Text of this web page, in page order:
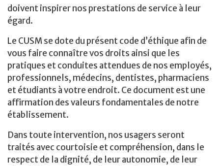
doivent inspirer nos prestations de service à leur
égard.
Le CUSM se dote du présent code d’éthique afin de
vous faire connaître vos droits ainsi que les
pratiques et conduites attendues de nos employés,
professionnels, médecins, dentistes, pharmaciens
et étudiants à votre endroit. Ce document est une
affirmation des valeurs fondamentales de notre
établissement.
Dans toute intervention, nos usagers seront
traités avec courtoisie et compréhension, dans le
respect de la dignité, de leur autonomie, de leur